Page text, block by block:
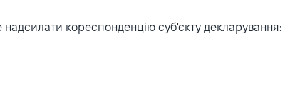
кореспонденцію суб'єкту декларування: